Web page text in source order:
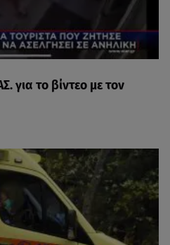
για το βίντεο με τον